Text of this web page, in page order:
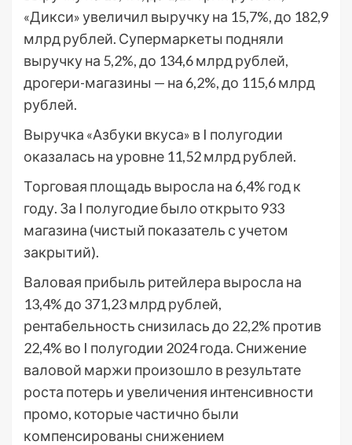
«Дикси» увеличил выручку на 15,7%, до 182,9
млрд рублей. Супермаркеты подняли
выручку на 5,2%, до 134,6 млрд рублей,
дрогери-магазины — на 6,2%, до 115,6 млрд
рублей.
Выручка «Азбуки вкуса» в I полугодии
оказалась на уровне 11,52 млрд рублей.
Торговая площадь выросла на 6,4% год к
году. За I полугодие было открыто 933
магазина (чистый показатель с учетом
закрытий).
Валовая прибыль ритейлера выросла на
13,4% до 371,23 млрд рублей,
рентабельность снизилась до 22,2% против
22,4% во I полугодии 2024 года. Снижение
валовой маржи произошло в результате
роста потерь и увеличения интенсивности
промо, которые частично были
компенсированы снижением